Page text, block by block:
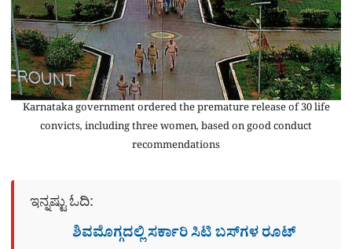
Karnataka government ordered the premature release of 30 life
convicts, including three women, based on good conduct
recommendations
ಇನ್ನಷ್ಟು ಓದಿ:
ಶಿವಮೊಗ್ಗದಲ್ಲಿ ಸರ್ಕಾರಿ ಸಿಟಿ ಬಸ್​ಗಳ ರೂಟ್